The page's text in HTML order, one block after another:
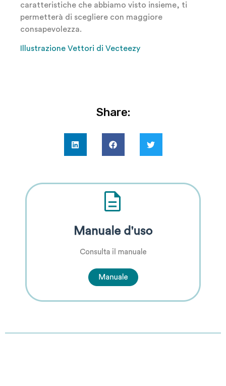
caratteristiche che abbiamo visto insieme, ti
permetterà di scegliere con maggiore
consapevolezza.
Illustrazione Vettori di Vecteezy
Share: